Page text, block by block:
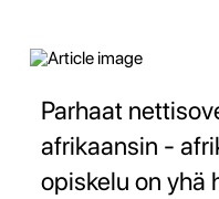
Parhaat
afrikaansin -
opiskelu on yhä